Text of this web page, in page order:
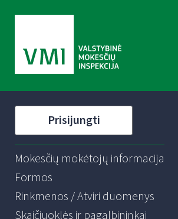
Prisijungti
Mokesčių mokėtojų informacija
Formos
Rinkmenos / Atviri duomenys
Skaičiuoklės ir pagalbininkai